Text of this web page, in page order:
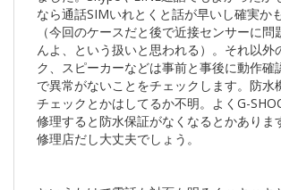
なら通話SIMいれとくと話が早いし確実か
（今回のケースだと後で近接センサーに問
んよ、という扱いと思われる）。それ以外
ク、スピーカーなどは事前と事後に動作確
で異常がないことをチェックします。防水
チェックとかはしてるか不明。よくG-
修理すると防水保証がなくなるとかありま
修理店だし大丈夫でしょう。